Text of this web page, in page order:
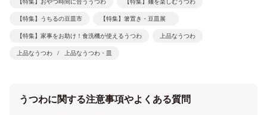
【特集】おやつ時間に合ううつわ 【特集】麺を楽しむうつわ
【特集】うちるの豆皿市 【特集】箸置き・豆皿展
【特集】家事をお助け！食洗機が使えるうつわ 上品なうつわ
上品なうつわ 上品なうつわ・皿
うつわに関する注意事項やよくある質問